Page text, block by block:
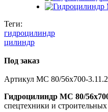
Теги:
гидроцилиндр
цилиндр
Под заказ
Артикул МС 80/56х700-
Гидроцилиндр МС 80/
спецтехники и